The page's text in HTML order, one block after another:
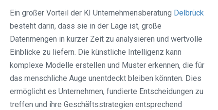
Ein großer Vorteil der KI Unternehmensberatung Delbrück
besteht darin, dass sie in der Lage ist, große
Datenmengen in kurzer Zeit zu analysieren und wertvolle
Einblicke zu liefern. Die künstliche Intelligenz kann
komplexe Modelle erstellen und Muster erkennen, die für
das menschliche Auge unentdeckt bleiben könnten. Dies
ermöglicht es Unternehmen, fundierte Entscheidungen zu
treffen und ihre Geschäftsstrategien entsprechend